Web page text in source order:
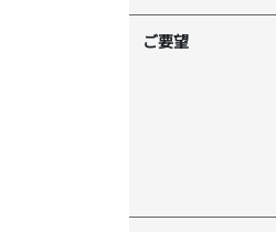
ご要望